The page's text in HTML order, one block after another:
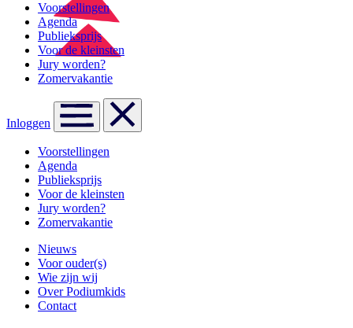
Voorstellingen
Agenda
Publieksprijs
Voor de kleinsten
Jury worden?
Zomervakantie
Inloggen
Voorstellingen
Agenda
Publieksprijs
Voor de kleinsten
Jury worden?
Zomervakantie
Nieuws
Voor ouder(s)
Wie zijn wij
Over Podiumkids
Contact